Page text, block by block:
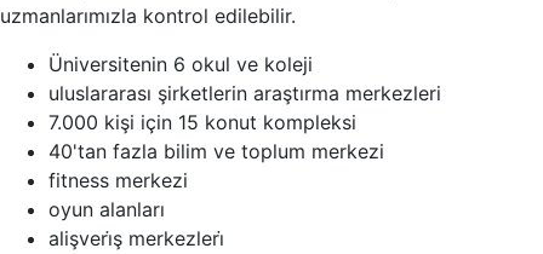
uzmanlarımızla kontrol edilebilir.
Üniversitenin 6 okul ve koleji
uluslararası şirketlerin araştırma merkezleri
7.000 kişi için 15 konut kompleksi
40'tan fazla bilim ve toplum merkezi
fitness merkezi
oyun alanları
alişveri̇ş merkezleri̇